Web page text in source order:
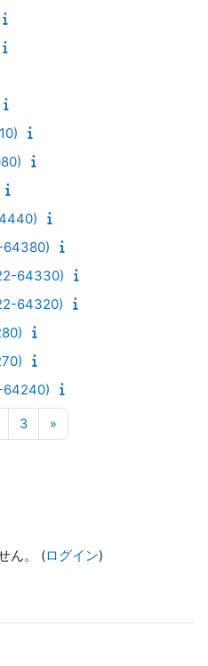
64380)
64330)
64320)
64240)
1ページ 2
3ページ 3
»
ん。 (ログイン)